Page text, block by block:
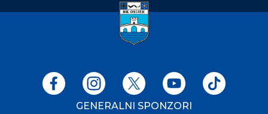
GENERALNI SPONZORI